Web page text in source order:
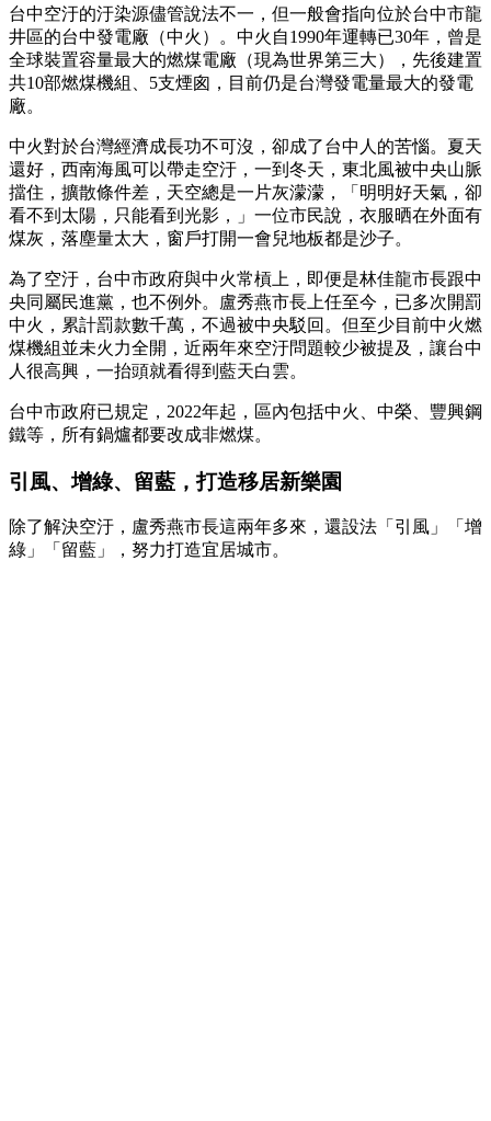
台中空汙的汙染源儘管說法不一，但一般會指向位於台中市龍
井區的台中發電廠（中火）。中火自1990年運轉已30年，曾是
全球裝置容量最大的燃煤電廠（現為世界第三大），先後建置
共10部燃煤機組、5支煙囪，目前仍是台灣發電量最大的發電
廠。
中火對於台灣經濟成長功不可沒，卻成了台中人的苦惱。夏天
還好，西南海風可以帶走空汙，一到冬天，東北風被中央山脈
擋住，擴散條件差，天空總是一片灰濛濛，「明明好天氣，卻
看不到太陽，只能看到光影，」一位市民說，衣服晒在外面有
煤灰，落塵量太大，窗戶打開一會兒地板都是沙子。
為了空汙，台中市政府與中火常槓上，即便是林佳龍市長跟中
央同屬民進黨，也不例外。盧秀燕市長上任至今，已多次開罰
中火，累計罰款數千萬，不過被中央駁回。但至少目前中火燃
煤機組並未火力全開，近兩年來空汙問題較少被提及，讓台中
人很高興，一抬頭就看得到藍天白雲。
台中市政府已規定，2022年起，區內包括中火、中榮、豐興鋼
鐵等，所有鍋爐都要改成非燃煤。
引風、增綠、留藍，打造移居新樂園
除了解決空汙，盧秀燕市長這兩年多來，還設法「引風」「增
綠」「留藍」，努力打造宜居城市。